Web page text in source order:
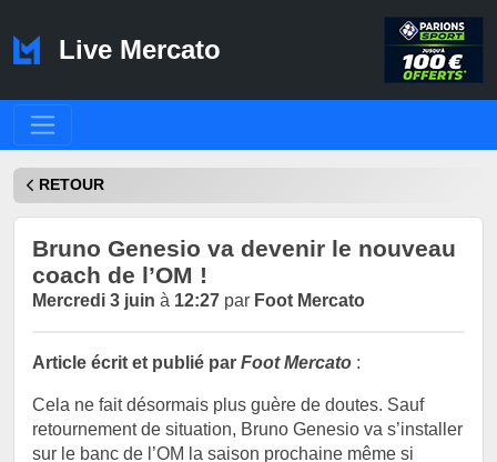
Live Mercato
RETOUR
Bruno Genesio va devenir le nouveau
coach de l’OM !
Mercredi 3 juin à 12:27 par Foot Mercato
Article écrit et publié par Foot Mercato :
Cela ne fait désormais plus guère de doutes. Sauf
retournement de situation, Bruno Genesio va s’installer
sur le banc de l’OM la saison prochaine même si